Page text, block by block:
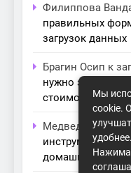
Филиппова
правильных
загрузок данных
Брагин Осип к
нужно знать о
стоимости в
Медведева
инструменты
домашних
Мы
cookie.
удобнее.